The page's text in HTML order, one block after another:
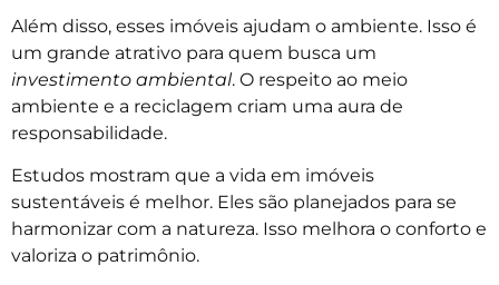
Além disso, esses imóveis ajudam o ambiente. Isso é
um grande atrativo para quem busca um
investimento ambiental. O respeito ao meio
ambiente e a reciclagem criam uma aura de
responsabilidade.
Estudos mostram que a vida em imóveis
sustentáveis é melhor. Eles são planejados para se
harmonizar com a natureza. Isso melhora o conforto e
valoriza o patrimônio.